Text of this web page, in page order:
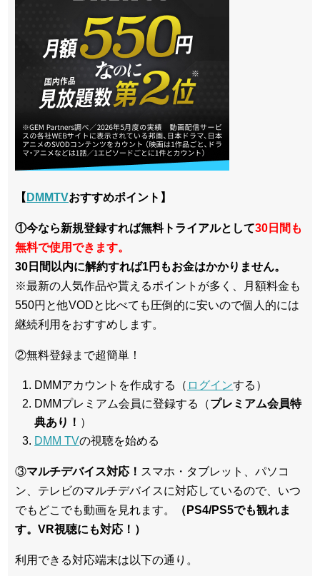
【 DMMTVおすすめポイント】
①今なら新規登録すれば無料トライアルとして30日間も
無料で使用できます。
30日間以内に解約すれば1円もお金はかかりません。
※最新の人気作品や貰えるポイントが多く、月額料金も
550円と他VODと比べても圧倒的に安いので個人的には
継続利用をおすすめします。
②無料登録まで超簡単！
DMMアカウントを作成する（ ログインする）
DMMプレミアム会員に登録する（プレミアム会員特
典あり！ ）
DMM TVの視聴を始める
③マルチデバイス対応！ スマホ・タブレット、パソコ
ン、テレビのマルチデバイスに対応しているので、いつ
でもどこでも動画を見れます。
（PS4/PS5でも観れま
す。VR視聴にも対応！）
利用できる対応端末は以下の通り。